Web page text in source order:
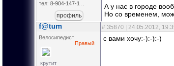
тел: 8-904-147-1 ..
А у нас в городе
Но со временем,
профиль
f@tum # 35870 | 24.05.2012,
Велосипедист
Правый
крутит
с вами хочу:-):-):-)